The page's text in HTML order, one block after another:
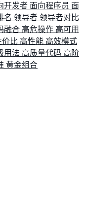
开发者 面向程序员 面
名 领导者 领导者对比
融合 高危操作 高可用
价比 高性能 高效模式
用法 高质量代码 高阶
黄金组合